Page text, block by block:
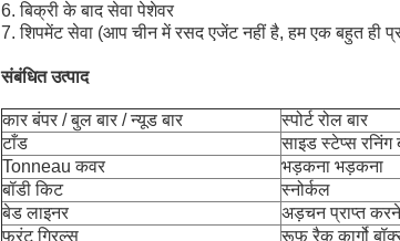
6. बिक्री के बाद सेवा पेशेवर
7. शिपमेंट सेवा (आप चीन में रसद एजेंट नहीं है, हम एक बहुत ही
संबंधित उत्पाद
कार बंपर / बुल बार / न्यूड बार
स्पोर्ट रोल बार
टाँड
साइड स्टेप्स रनिंग
Tonneau कवर
भड़कना भड़कना
बॉडी किट
स्नोर्कल
बेड लाइनर
अड़चन प्राप्त
फ्रंट ग्रिल्स
रूफ रैक कार्गो